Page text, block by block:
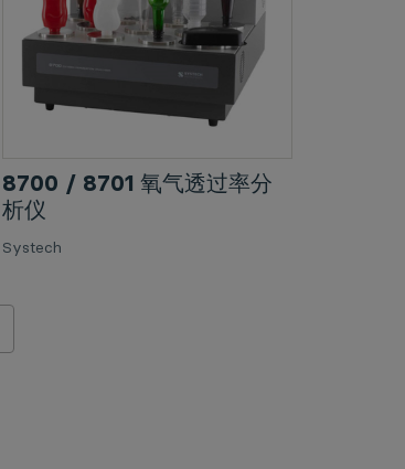
8700 / 8701 氧气透过率分
析仪
Systech